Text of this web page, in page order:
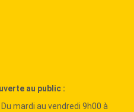
au public :
mardi au vendredi 9h00 à